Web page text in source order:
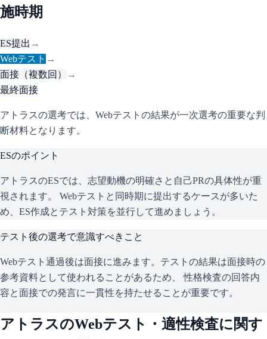
施時期
ES提出 →
Webテスト →
面接（複数回）
→
最終面接
アトラスの選考では、Webテストの結果が一次選考の重要な判
断材料となります。
ESのポイント
アトラスのESでは、志望動機の明確さと自己PRの具体性が重
視されます。 Webテストと同時期に提出するケースが多いた
め、ES作成とテスト対策を並行して進めましょう。
テスト後の選考で意識すべきこと
Webテスト通過後は面接に進みます。テストの結果は面接時の
参考資料として使われることがあるため、 性格検査の回答内
容と面接での発言に一貫性を持たせることが重要です。
アトラスのWebテスト・適性検査に関す